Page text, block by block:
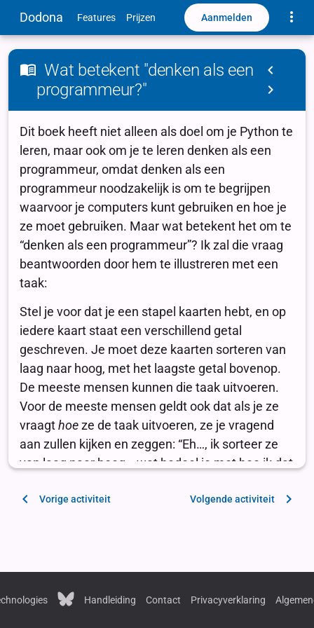
Dodona Features Prijzen Aanmelden
Wat betekent "denken als een
programmeur?"
Vorige activiteit Volgende activiteit
Handleiding Contact Privacyverklaring